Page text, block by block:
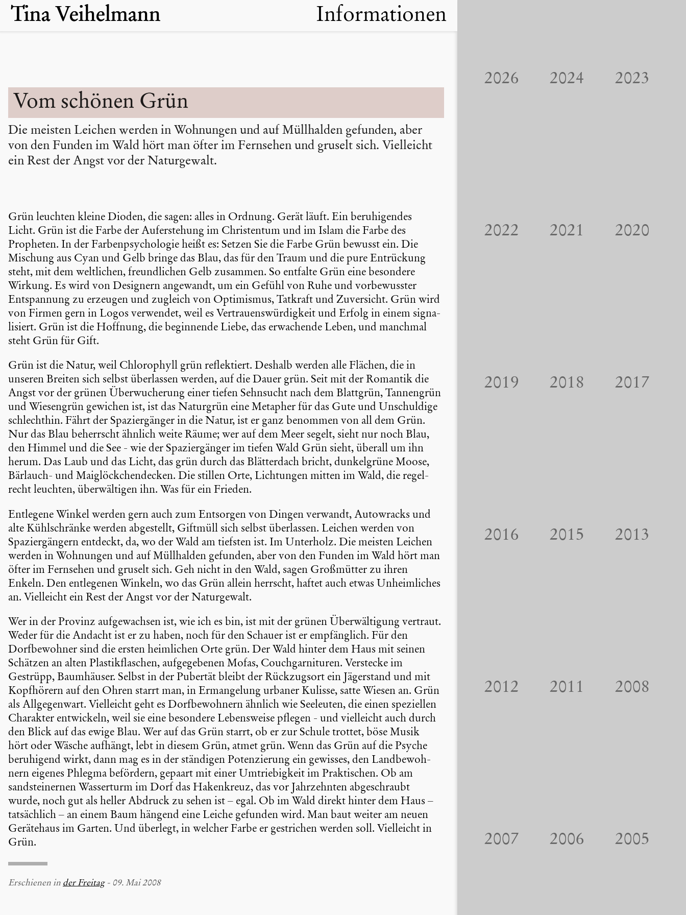
SkipTina Veihelmann Informationen
Vom schönen Grün
Die meisten Leichen werden in Wohnungen und auf Müllhalden gefunden, aber
von den Funden im Wald hört man öfter im Fernsehen und gruselt sich. Vielleicht
ein Rest der Angst vor der Natur­ge­walt.
Grün leuchten kleine Dioden, die sagen: alles in Ordnung. Gerät läuft. Ein beruhi­gendes
Licht. Grün ist die Farbe der Aufer­ste­hung im Chris­tentum und im Islam die Farbe des
Propheten. In der Farben­psy­cho­logie heißt es: Setzen Sie die Farbe Grün bewusst ein. Die
Mischung aus Cyan und Gelb bringe das Blau, das für den Traum und die pure Entrü­ckung
steht, mit dem weltli­chen, freund­li­chen Gelb zusammen. So entfalte Grün eine besondere
Wirkung. Es wird von Designern angewandt, um ein Gefühl von Ruhe und vorbe­wusster
Entspan­nung zu erzeugen und zugleich von Optimismus, Tatkraft und Zuver­sicht. Grün wird
von Firmen gern in Logos verwendet, weil es Vertrau­ens­wür­dig­keit und Erfolg in einem signa­
li­siert. Grün ist die Hoffnung, die begin­nende Liebe, das erwachende Leben, und manchmal
steht Grün für Gift.
Grün ist die Natur, weil Chloro­phyll grün reflek­tiert. Deshalb werden alle Flächen, die in
unseren Breiten sich selbst überlassen werden, auf die Dauer grün. Seit mit der Romantik die
Angst vor der grünen Überwu­che­rung einer tiefen Sehnsucht nach dem Blattgrün, Tannen­grün
und Wiesen­grün gewichen ist, ist das Naturgrün eine Metapher für das Gute und Unschul­dige
schlechthin. Fährt der Spazier­gänger in die Natur, ist er ganz benommen von all dem Grün.
Nur das Blau beherrscht ähnlich weite Räume; wer auf dem Meer segelt, sieht nur noch Blau,
den Himmel und die See - wie der Spazier­gänger im tiefen Wald Grün sieht, überall um ihn
herum. Das Laub und das Licht, das grün durch das Blätter­dach bricht, dunkel­grüne Moose,
Bärlauch- und Maiglöck­chen­de­cken. Die stillen Orte, Lichtungen mitten im Wald, die regel­
recht leuchten, überwäl­tigen ihn. Was für ein Frieden.
Entlegene Winkel werden gern auch zum Entsorgen von Dingen verwandt, Autowracks und
alte Kühlschränke werden abgestellt, Giftmüll sich selbst überlassen. Leichen werden von
Spazier­gän­gern entdeckt, da, wo der Wald am tiefsten ist. Im Unterholz. Die meisten Leichen
werden in Wohnungen und auf Müllhalden gefunden, aber von den Funden im Wald hört man
öfter im Fernsehen und gruselt sich. Geh nicht in den Wald, sagen Großmütter zu ihren
Enkeln. Den entle­genen Winkeln, wo das Grün allein herrscht, haftet auch etwas Unheim­li­ches
an. Vielleicht ein Rest der Angst vor der Natur­ge­walt.
Wer in der Provinz aufge­wachsen ist, wie ich es bin, ist mit der grünen Überwäl­ti­gung vertraut.
Weder für die Andacht ist er zu haben, noch für den Schauer ist er empfäng­lich. Für den
Dorfbe­wohner sind die ersten heimli­chen Orte grün. Der Wald hinter dem Haus mit seinen
Schätzen an alten Plastik­fla­schen, aufge­ge­benen Mofas, Couch­gar­ni­turen. Verstecke im
Gestrüpp, Baumhäuser. Selbst in der Pubertät bleibt der Rückzugsort ein Jäger­stand und mit
Kopfhö­rern auf den Ohren starrt man, in Erman­ge­lung urbaner Kulisse, satte Wiesen an. Grün
als Allge­gen­wart. Vielleicht geht es Dorfbe­woh­nern ähnlich wie Seeleuten, die einen spezi­ellen
Charakter entwi­ckeln, weil sie eine besondere Lebens­weise pflegen - und vielleicht auch durch
den Blick auf das ewige Blau. Wer auf das Grün starrt, ob er zur Schule trottet, böse Musik
hört oder Wäsche aufhängt, lebt in diesem Grün, atmet grün. Wenn das Grün auf die Psyche
beruhi­gend wirkt, dann mag es in der ständigen Poten­zie­rung ein gewisses, den Landbe­woh­
nern eigenes Phlegma befördern, gepaart mit einer Umtrie­big­keit im Prakti­schen. Ob am
sandstei­nernen Wasser­turm im Dorf das Haken­kreuz, das vor Jahrzehnten abgeschraubt
wurde, noch gut als heller Abdruck zu sehen ist – egal. Ob im Wald direkt hinter dem Haus –
tatsäch­lich – an einem Baum hängend eine Leiche gefunden wird. Man baut weiter am neuen
Geräte­haus im Garten. Und überlegt, in welcher Farbe er gestri­chen werden soll. Vielleicht in
Grün.
Erschienen in der Freitag- 09. Mai 2008
2026 2024 2023
2022 2021 2020
2019 2018 2017
2016 2015 2013
2012 2011 2008
2007 2006 2005